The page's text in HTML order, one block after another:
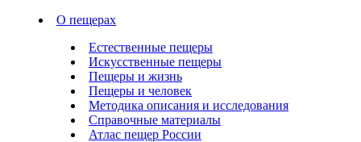
О пещерах
Естественные пещеры
Искусственные пещеры
Пещеры и жизнь
Пещеры и человек
Методика описания и исследования
Справочные материалы
Атлас пещер России